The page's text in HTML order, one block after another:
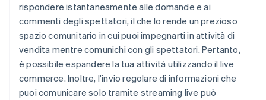
rispondere istantaneamente alle domande e ai
commenti degli spettatori, il che lo rende un prezioso
spazio comunitario in cui puoi impegnarti in attività di
vendita mentre comunichi con gli spettatori. Pertanto,
è possibile espandere la tua attività utilizzando il live
commerce. Inoltre, l'invio regolare di informazioni che
puoi comunicare solo tramite streaming live può